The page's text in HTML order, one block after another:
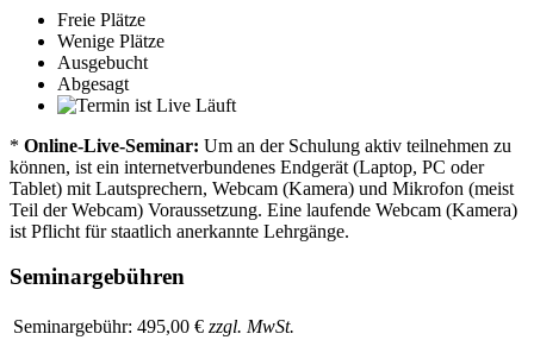
Freie Plätze
Wenige Plätze
Ausgebucht
Abgesagt
Läuft
* Online-Live-Seminar: Um an der Schulung aktiv teilnehmen zu
können, ist ein internetverbundenes Endgerät (Laptop, PC oder
Tablet) mit Lautsprechern, Webcam (Kamera) und Mikrofon (meist
Teil der Webcam) Voraussetzung. Eine laufende Webcam (Kamera)
ist Pflicht für staatlich anerkannte Lehrgänge.
Seminargebühren
Seminargebühr: 495,00 € zzgl. MwSt.